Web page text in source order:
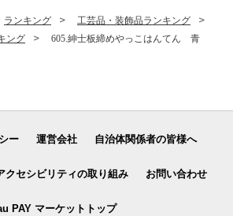
ランキング
工芸品・装飾品ランキング
ング
605.紳士板締めやっこはんてん 青
ー 運営会社 自治体関係者の皆様へ
クセシビリティの取り組み お問い合わせ
PAY マーケットトップ